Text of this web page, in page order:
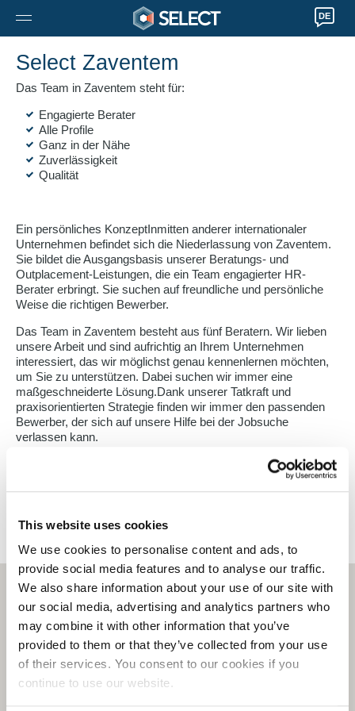
This website uses cookies
We use cookies to personalise content and ads, to
provide social media features and to analyse our traffic.
We also share information about your use of our site with
our social media, advertising and analytics partners who
may combine it with other information that you’ve
provided to them or that they’ve collected from your use
of their services. You consent to our cookies if you
continue to use our website.
DE
Select Zaventem
Das Team in Zaventem steht für:
Engagierte Berater
Alle Profile
Ganz in der Nähe
Zuverlässigkeit
Qualität
Ein persönliches KonzeptInmitten anderer internationaler
Unternehmen befindet sich die Niederlassung von Zaventem.
Sie bildet die Ausgangsbasis unserer Beratungs- und
Outplacement-Leistungen, die ein Team engagierter HR-
Berater erbringt. Sie suchen auf freundliche und persönliche
Weise die richtigen Bewerber.
Das Team in Zaventem besteht aus fünf Beratern. Wir lieben
unsere Arbeit und sind aufrichtig an Ihrem Unternehmen
interessiert, das wir möglichst genau kennenlernen möchten,
um Sie zu unterstützen. Dabei suchen wir immer eine
maßgeschneiderte Lösung.Dank unserer Tatkraft und
praxisorientierten Strategie finden wir immer den passenden
Bewerber, der sich auf unsere Hilfe bei der Jobsuche
verlassen kann.
Belgien
003222310333